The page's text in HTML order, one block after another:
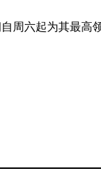
周六起为其最高